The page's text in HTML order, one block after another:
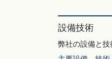
設備技術
弊社の設備と